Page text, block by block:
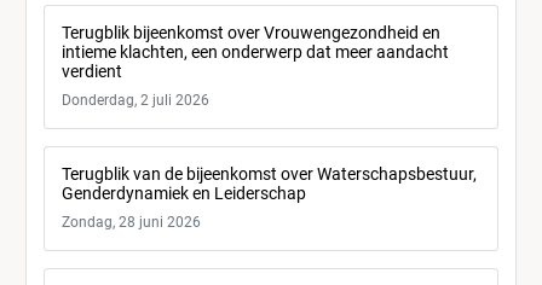
Terugblik bijeenkomst over Vrouwengezondheid en
intieme klachten, een onderwerp dat meer aandacht
verdient
Donderdag, 2 juli 2026
Terugblik van de bijeenkomst over Waterschapsbestuur,
Genderdynamiek en Leiderschap
Zondag, 28 juni 2026